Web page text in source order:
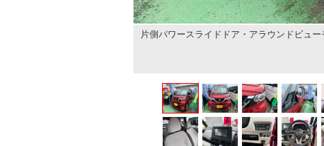
片側パワースライドドア・アラウンドビュ